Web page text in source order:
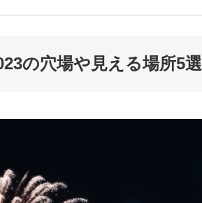
の穴場や見える場所5選